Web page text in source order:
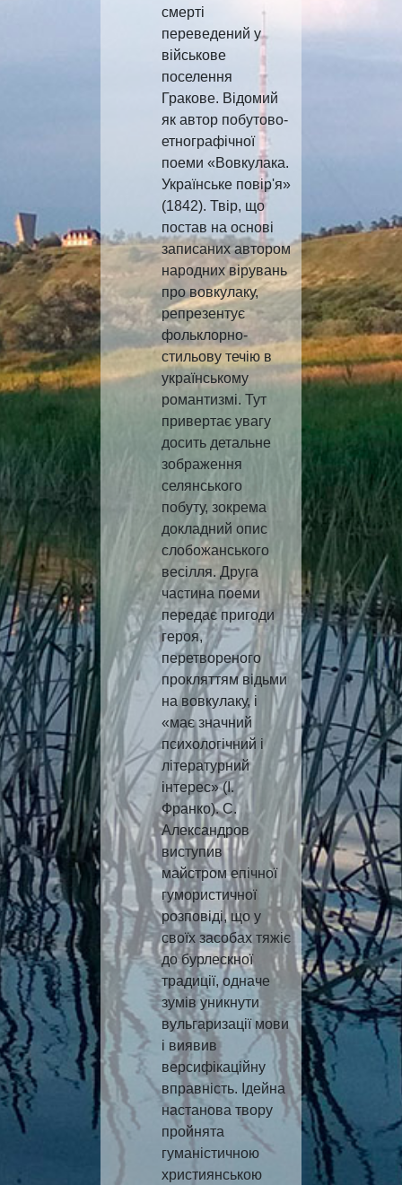
смерті
переведений у
військове
поселення
Гракове. Відомий
як автор побутово-
етнографічної
поеми «Вовкулака.
Українське повір'я»
(1842). Твір, що
постав на основі
записаних автором
народних вірувань
про вовкулаку,
репрезентує
фольклорно-
стильову течію в
українському
романтизмі. Тут
привертає увагу
досить детальне
зображення
селянського
побуту, зокрема
докладний опис
слобожанського
весілля. Друга
частина поеми
передає пригоди
героя,
перетвореного
прокляттям відьми
на вовкулаку, і
«має значний
психологічний і
літературний
інтерес» (І.
Франко). С.
Александров
виступив
майстром епічної
гумористичної
розповіді, що у
своїх засобах тяжіє
до бурлескної
традиції, одначе
зумів уникнути
вульгаризації мови
і виявив
версифікаційну
вправність. Ідейна
настанова твору
пройнята
гуманістичною
християнською